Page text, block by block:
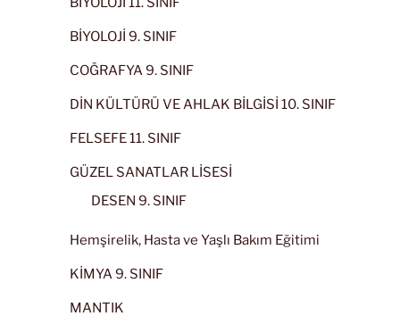
BİYOLOJİ 9. SINIF
COĞRAFYA 9. SINIF
DİN KÜLTÜRÜ VE AHLAK BİLGİSİ 10. SINIF
FELSEFE 11. SINIF
GÜZEL SANATLAR LİSESİ
DESEN 9. SINIF
Hemşirelik, Hasta ve Yaşlı Bakım Eğitimi
KİMYA 9. SINIF
MANTIK